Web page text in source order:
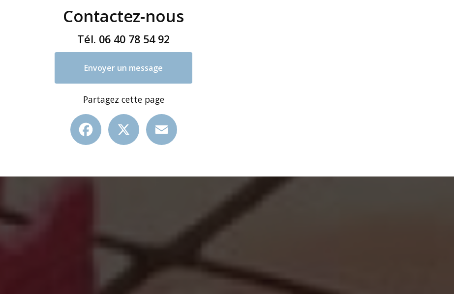
Contactez-nous
Tél. 06 40 78 54 92
Envoyer un message
Partagez cette page
Facebook